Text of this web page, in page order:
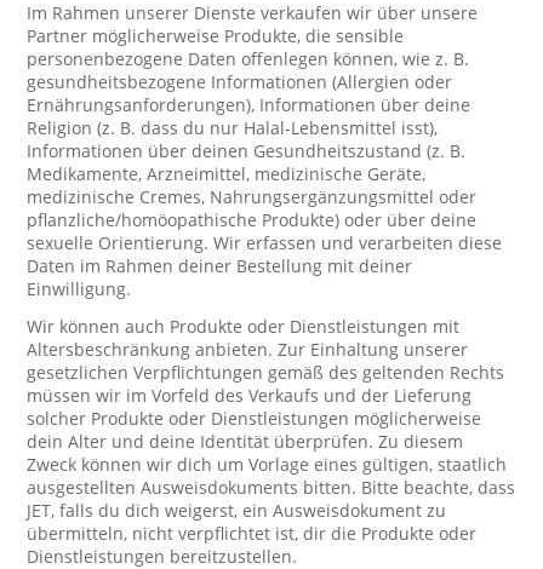
Im Rahmen unserer Dienste verkaufen wir über unsere
Partner möglicherweise Produkte, die sensible
personenbezogene Daten offenlegen können, wie z. B.
gesundheitsbezogene Informationen (Allergien oder
Ernährungsanforderungen), Informationen über deine
Religion (z. B. dass du nur Halal-Lebensmittel isst),
Informationen über deinen Gesundheitszustand (z. B.
Medikamente, Arzneimittel, medizinische Geräte,
medizinische Cremes, Nahrungsergänzungsmittel oder
pflanzliche/homöopathische Produkte) oder über deine
sexuelle Orientierung. Wir erfassen und verarbeiten diese
Daten im Rahmen deiner Bestellung mit deiner
Einwilligung.
Wir können auch Produkte oder Dienstleistungen mit
Altersbeschränkung anbieten. Zur Einhaltung unserer
gesetzlichen Verpflichtungen gemäß des geltenden Rechts
müssen wir im Vorfeld des Verkaufs und der Lieferung
solcher Produkte oder Dienstleistungen möglicherweise
dein Alter und deine Identität überprüfen. Zu diesem
Zweck können wir dich um Vorlage eines gültigen, staatlich
ausgestellten Ausweisdokuments bitten. Bitte beachte, dass
JET, falls du dich weigerst, ein Ausweisdokument zu
übermitteln, nicht verpflichtet ist, dir die Produkte oder
Dienstleistungen bereitzustellen.